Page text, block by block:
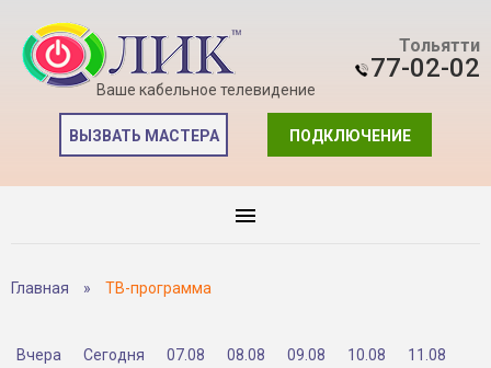
Ваше кабельное телевидение
Тольятти
77-02-02
ПОДКЛЮЧЕНИЕ
ВЫЗВАТЬ МАСТЕРА
Главная » ТВ-программа
Вчера Сегодня 07.08 08.08 09.08 10.08 11.08